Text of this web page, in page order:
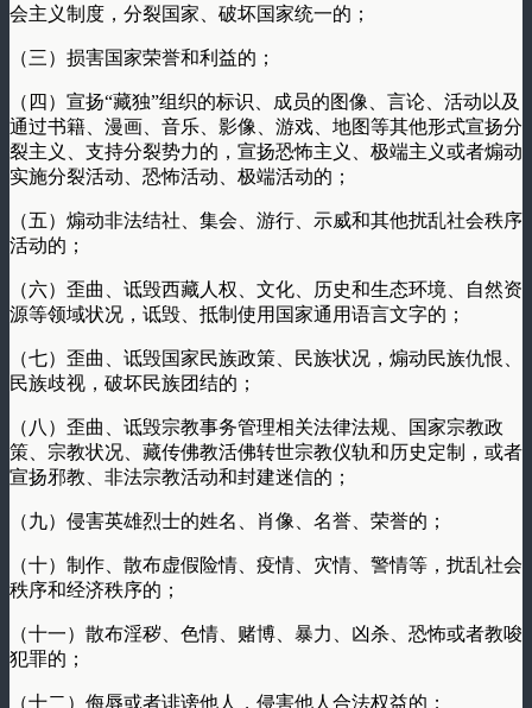
会主义制度，分裂国家、破坏国家统一的；
（三）损害国家荣誉和利益的；
（四）宣扬“藏独”组织的标识、成员的图像、言论、活动以及
通过书籍、漫画、音乐、影像、游戏、地图等其他形式宣扬分
裂主义、支持分裂势力的，宣扬恐怖主义、极端主义或者煽动
实施分裂活动、恐怖活动、极端活动的；
（五）煽动非法结社、集会、游行、示威和其他扰乱社会秩序
活动的；
（六）歪曲、诋毁西藏人权、文化、历史和生态环境、自然资
源等领域状况，诋毁、抵制使用国家通用语言文字的；
（七）歪曲、诋毁国家民族政策、民族状况，煽动民族仇恨、
民族歧视，破坏民族团结的；
（八）歪曲、诋毁宗教事务管理相关法律法规、国家宗教政
策、宗教状况、藏传佛教活佛转世宗教仪轨和历史定制，或者
宣扬邪教、非法宗教活动和封建迷信的；
（九）侵害英雄烈士的姓名、肖像、名誉、荣誉的；
（十）制作、散布虚假险情、疫情、灾情、警情等，扰乱社会
秩序和经济秩序的；
（十一）散布淫秽、色情、赌博、暴力、凶杀、恐怖或者教唆
犯罪的；
（十二）侮辱或者诽谤他人，侵害他人合法权益的；